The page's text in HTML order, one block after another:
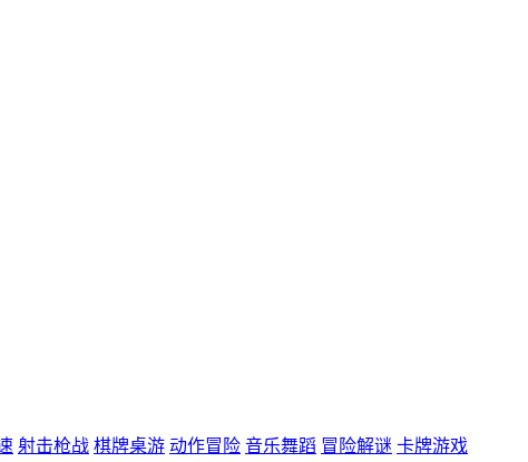
射击枪战 棋牌桌游 动作冒险 音乐舞蹈 冒险解谜 卡牌游戏